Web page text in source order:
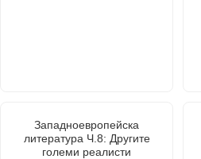
Западноевропейска
литература Ч.8: Другите
големи реалисти